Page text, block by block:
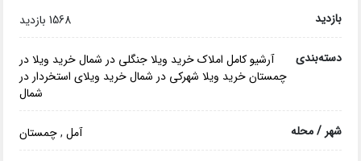
بازدید 1568 بازدید
دسته‌بندی آرشیو کامل املاک خرید ویلا جنگلی در شمال خرید ویلا در
چمستان خرید ویلا شهرکی در شمال خرید ویلای استخردار در
شمال
شهر / محله آمل,چمستان